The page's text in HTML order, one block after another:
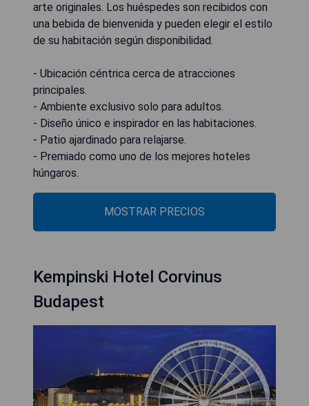
arte originales. Los huéspedes son recibidos con
una bebida de bienvenida y pueden elegir el estilo
de su habitación según disponibilidad.
- Ubicación céntrica cerca de atracciones
principales.
- Ambiente exclusivo solo para adultos.
- Diseño único e inspirador en las habitaciones.
- Patio ajardinado para relajarse.
- Premiado como uno de los mejores hoteles
húngaros.
MOSTRAR PRECIOS
Kempinski Hotel Corvinus
Budapest